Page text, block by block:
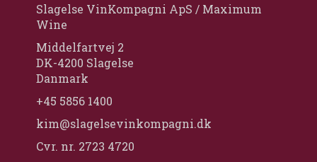
Slagelse VinKompagni ApS / Maximum
Wine
Middelfartvej 2
DK-4200 Slagelse
Danmark
+45 5856 1400
kim@slagelsevinkompagni.dk
Cvr. nr. 2723 4720